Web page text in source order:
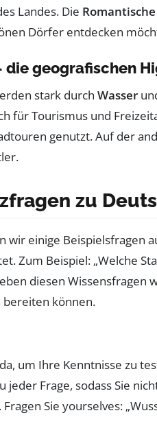
Landes. Die
Dörfer entdecken
die geografischen
stark durch Wasser
für Tourismus und
genutzt. Auf der
zu
wir einige Beispielsfragen
Zum Beispiel: „Welche
diesen
bereiten können.
um Ihre Kenntnisse zu
jeder Frage, sodass Sie
Sie yourselves: